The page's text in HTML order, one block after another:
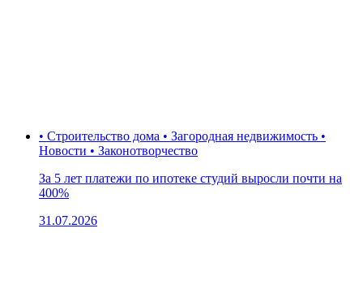
• Строительство дома • Загородная недвижимость •
Новости • Законотворчество
За 5 лет платежи по ипотеке студий выросли почти на
400%
31.07.2026